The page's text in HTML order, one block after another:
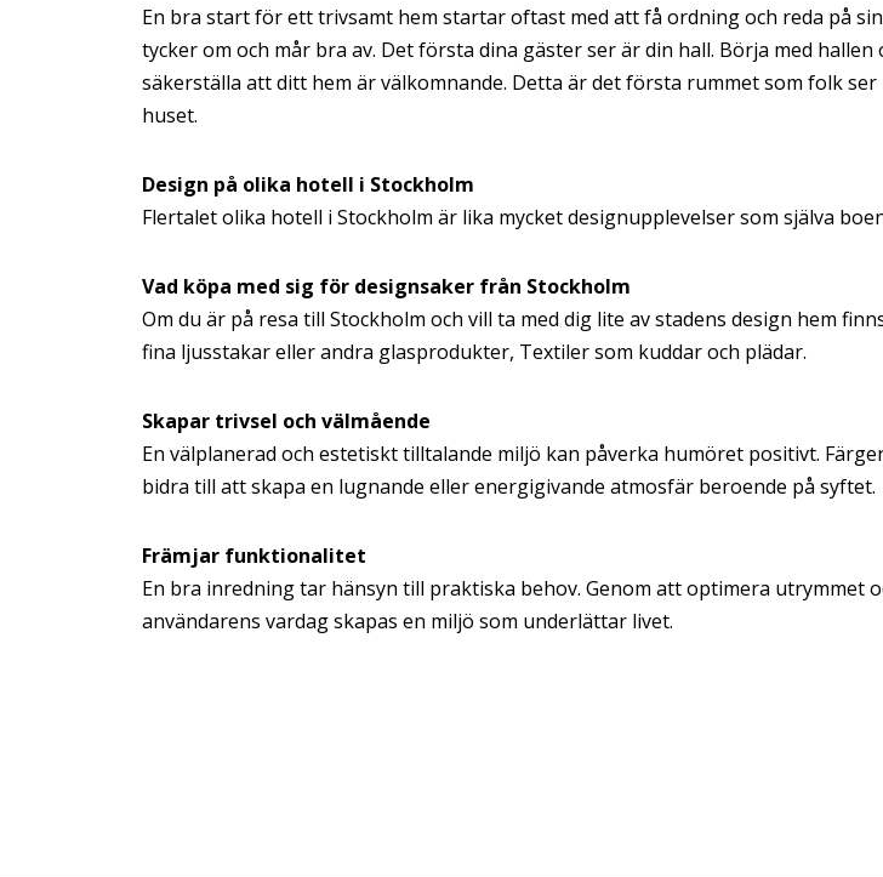
En bra start för ett trivsamt hem startar oftast med att få ordning och reda på
tycker om och mår bra av. Det första dina gäster ser är din hall. Börja med
säkerställa att ditt hem är välkomnande. Detta är det första rummet som folk
huset.
Design på olika hotell i Stockholm
Flertalet olika hotell i Stockholm är lika mycket designupplevelser som själva
Vad köpa med sig för designsaker från Stockholm
Om du är på resa till Stockholm och vill ta med dig lite av stadens design hem
fina ljusstakar eller andra glasprodukter, Textiler som kuddar och plädar.
Skapar trivsel och välmående
En välplanerad och estetiskt tilltalande miljö kan påverka humöret positivt.
bidra till att skapa en lugnande eller energigivande atmosfär beroende på syftet.
Främjar funktionalitet
En bra inredning tar hänsyn till praktiska behov. Genom att optimera utrymmet
användarens vardag skapas en miljö som underlättar livet.